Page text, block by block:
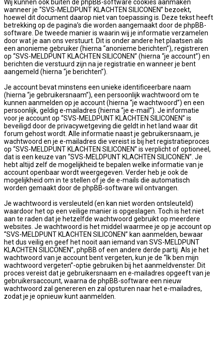
Wij kunnen ook buiten de phpBB-software cookies aanmaken
wanneer je “SVS-MELDPUNT KLACHTEN SILICONEN” bezoekt,
hoewel dit document daarop niet van toepassing is. Deze tekst heeft
betrekking op de pagina’s die worden aangemaakt door de phpBB-
software. De tweede manier is waarin wij je informatie verzamelen
door wat je aan ons verstuurt. Dit is onder andere het plaatsen als
een anonieme gebruiker (hierna “anonieme berichten”), registreren
op “SVS-MELDPUNT KLACHTEN SILICONEN” (hierna “je account”) en
berichten die verstuurd zijn na je registratie en wanneer je bent
aangemeld (hierna “je berichten”).
Je account bevat minstens een unieke identificeerbare naam
(hierna “je gebruikersnaam”), een persoonlijk wachtwoord om te
kunnen aanmelden op je account (hierna “je wachtwoord”) en een
persoonlijk, geldig e-mailadres (hierna “je e-mail”). Je informatie
voor je account op “SVS-MELDPUNT KLACHTEN SILICONEN” is
beveiligd door de privacywetgeving die geldt in het land waar dit
forum gehost wordt. Alle informatie naast je gebruikersnaam, je
wachtwoord en je e-mailadres die vereist is bij het registratieproces
op “SVS-MELDPUNT KLACHTEN SILICONEN” is verplicht of optioneel,
dat is een keuze van “SVS-MELDPUNT KLACHTEN SILICONEN”. Je
hebt altijd zelf de mogelijkheid te bepalen welke informatie van je
account openbaar wordt weergegeven. Verder heb je ook de
mogelijkheid om in te stellen of je de e-mails die automatisch
worden gemaakt door de phpBB-software wil ontvangen.
Je wachtwoord is versleuteld (en kan niet worden ontsleuteld)
waardoor het op een veilige manier is opgeslagen. Toch is het niet
aan te raden dat je hetzelfde wachtwoord gebruikt op meerdere
websites. Je wachtwoord is het middel waarmee je op je account op
“SVS-MELDPUNT KLACHTEN SILICONEN” kan aanmelden, bewaar
het dus veilig en geef het nooit aan iemand van SVS-MELDPUNT
KLACHTEN SILICONEN”, phpBB of een andere derde partij. Als je het
wachtwoord van je account bent vergeten, kun je de “Ik ben mijn
wachtwoord vergeten”-optie gebruiken bij het aanmeldvenster. Dit
proces vereist dat je gebruikersnaam en e-mailadres opgeeft van je
gebruikersaccount, waarna de phpBB-software een nieuw
wachtwoord zal genereren en zal opsturen naar het e-mailadres,
zodat je je opnieuw kunt aanmelden.